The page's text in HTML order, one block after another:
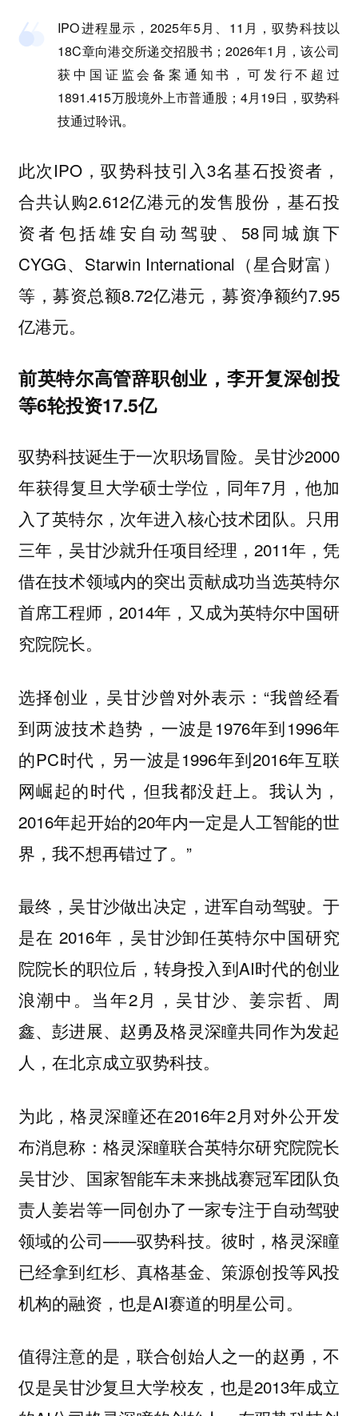
IPO进程显示，2025年5月、11月，驭势科技以
18C章向港交所递交招股书；2026年1月，该公司
获中国证监会备案通知书，可发行不超过
1891.415万股境外上市普通股；4月19日，驭势科
技通过聆讯。
此次IPO，驭势科技引入3名基石投资者，
合共认购2.612亿港元的发售股份，基石投
资者包括雄安自动驾驶、58同城旗下
CYGG、Starwin International（星合财富）
等，募资总额8.72亿港元，募资净额约7.95
亿港元‌。
前英特尔高管辞职创业，李开复深创投
等6轮投资17.5亿
驭势科技诞生于一次职场冒险。吴甘沙2000
年获得复旦大学硕士学位，同年7月，他加
入了英特尔，次年进入核心技术团队。只用
三年，吴甘沙就升任项目经理，2011年，凭
借在技术领域内的突出贡献成功当选英特尔
首席工程师，2014年，又成为英特尔中国研
究院院长。
选择创业，吴甘沙曾对外表示：“我曾经看
到两波技术趋势，一波是1976年到1996年
的PC时代，另一波是1996年到2016年互联
网崛起的时代，但我都没赶上。我认为，
2016年起开始的20年内一定是人工智能的世
界，我不想再错过了。”
最终，吴甘沙做出决定，进军自动驾驶。于
是在 2016年，吴甘沙卸任英特尔中国研究
院院长的职位后，转身投入到AI时代的创业
浪潮中。当年2月，吴甘沙、姜宗哲、周
鑫、彭进展、赵勇及格灵深瞳共同作为发起
人，在北京成立驭势科技。
为此，格灵深瞳还在2016年2月对外公开发
布消息称：格灵深瞳联合英特尔研究院院长
吴甘沙、国家智能车未来挑战赛冠军团队负
责人姜岩等一同创办了一家专注于自动驾驶
领域的公司——驭势科技。彼时，格灵深瞳
已经拿到红杉、真格基金、策源创投等风投
机构的融资，也是AI赛道的明星公司。
值得注意的是，联合创始人之一的赵勇，不
仅是吴甘沙复旦大学校友，也是2013年成立